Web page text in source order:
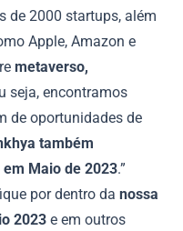
de 2000 startups, além
Apple, Amazon e
metaverso,
seja, encontramos
de oportunidades de
também
Maio de 2023.”
por dentro da nossa
2023 e em outros